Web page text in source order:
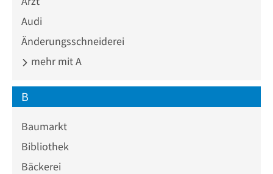
Audi
Änderungsschneiderei
mehr mit A
B
Baumarkt
Bibliothek
Bäckerei